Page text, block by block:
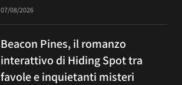
07/08/2026
Beacon Pines, il romanzo
interattivo di Hiding Spot tra
favole e inquietanti misteri